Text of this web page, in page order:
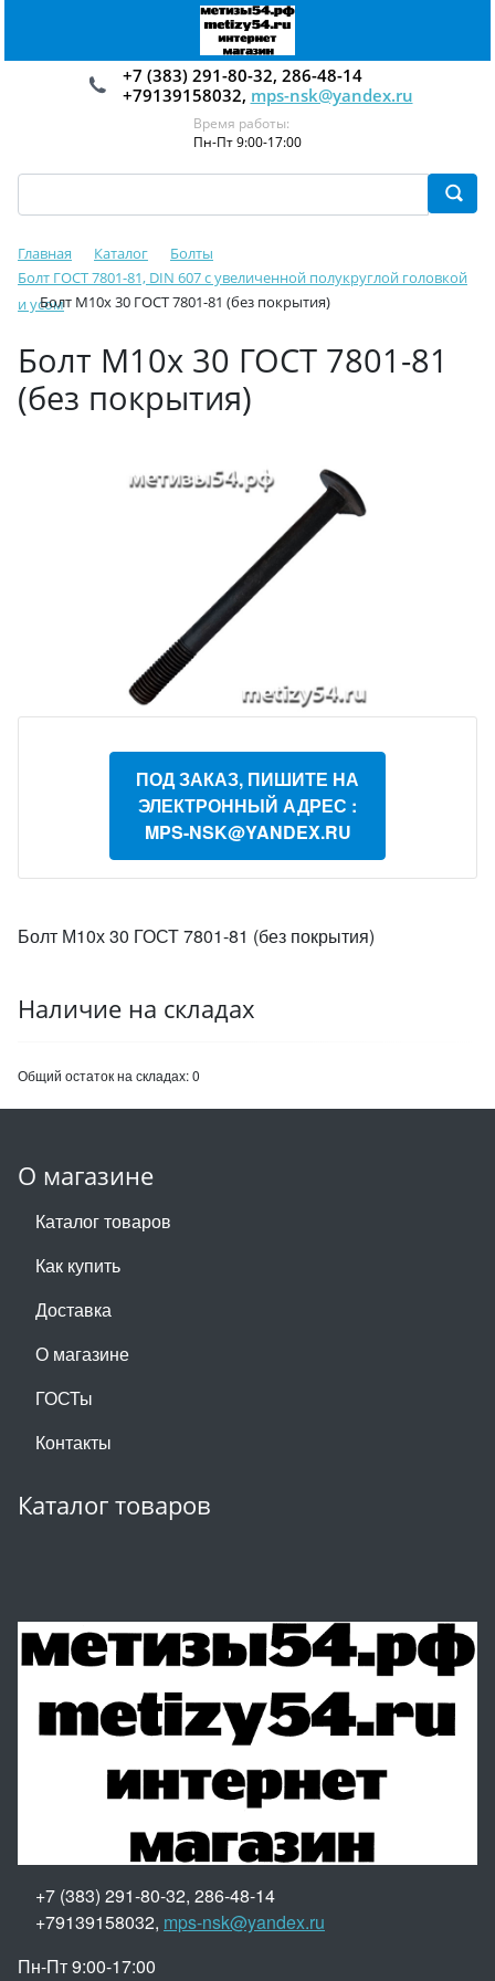
+7 (383) 291-80-32, 286-48-14
+79139158032, mps-nsk@yandex.ru
Время работы:
Пн-Пт 9:00-17:00
Главная Каталог
Болты
Болт ГОСТ 7801-81, DIN 607 с увеличенной полукруглой головкой
и усомБолт М10х 30 ГОСТ 7801-81 (без покрытия)
Болт М10х 30 ГОСТ 7801-81
(без покрытия)
ПОД ЗАКАЗ, ПИШИТЕ НА
ЭЛЕКТРОННЫЙ АДРЕС :
MPS-NSK@YANDEX.RU
Болт М10х 30 ГОСТ 7801-81 (без покрытия)
Наличие на складах
Общий остаток на складах:0
О магазине
Каталог товаров
Как купить
Доставка
О магазине
ГОСТы
Контакты
Каталог товаров
+7 (383) 291-80-32, 286-48-14
+79139158032, mps-nsk@yandex.ru
Пн-Пт 9:00-17:00